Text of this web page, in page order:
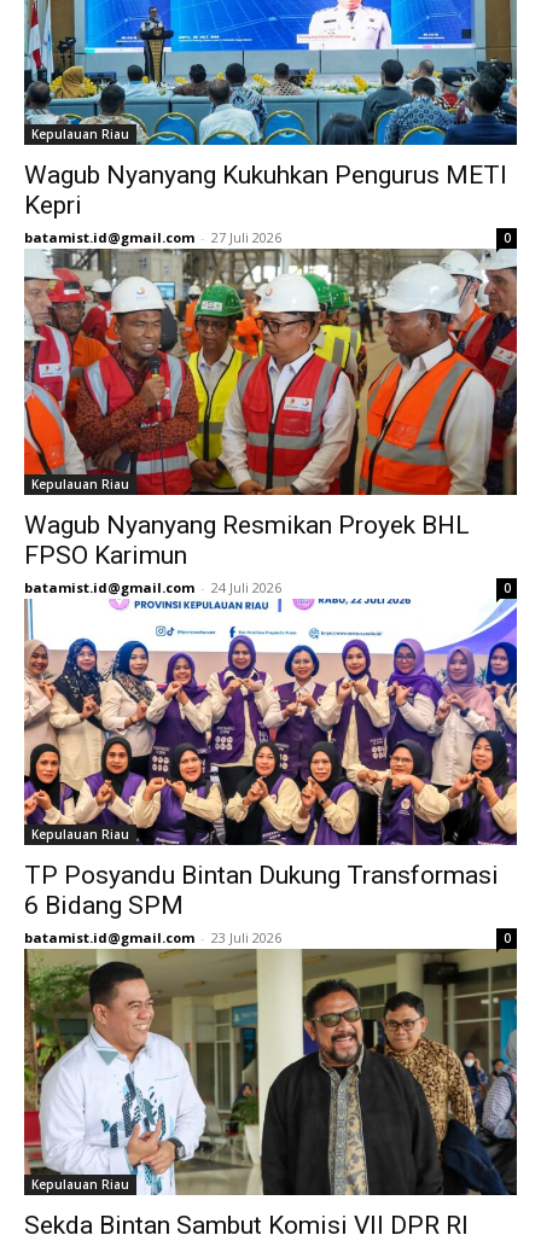
Kepulauan Riau
Wagub Nyanyang Kukuhkan Pengurus METI
Kepri
batamist.id@gmail.com - 27 Juli 2026 0
Kepulauan Riau
Wagub Nyanyang Resmikan Proyek BHL
FPSO Karimun
batamist.id@gmail.com - 24 Juli 2026 0
Kepulauan Riau
TP Posyandu Bintan Dukung Transformasi
6 Bidang SPM
batamist.id@gmail.com - 23 Juli 2026 0
Kepulauan Riau
Sekda Bintan Sambut Komisi VII DPR RI